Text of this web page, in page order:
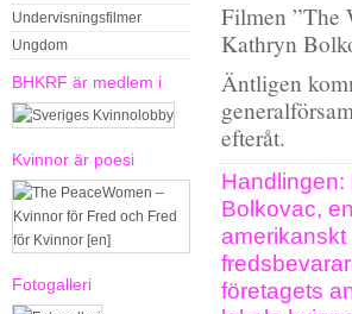
Undervisningsfilmer
Ungdom
BHKRF är medlem i
Kvinnor är poesi
Fotogalleri
Filmen ”The
Kathryn
Äntligen
efteråt.
Bolkovac,
företagets